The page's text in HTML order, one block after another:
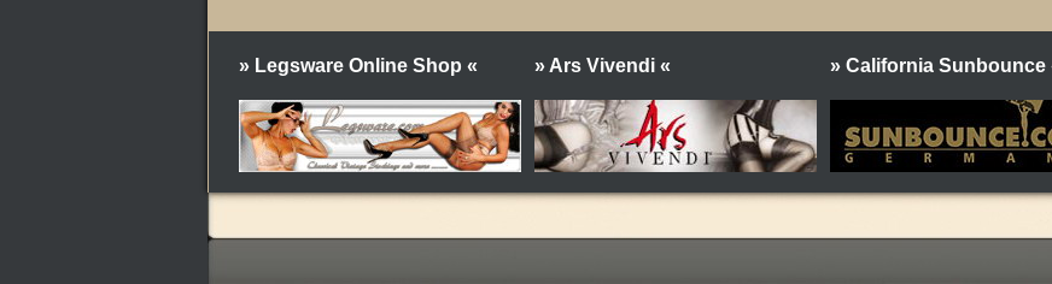
» Legsware Online Shop « » Ars Vivendi « » California Sunbounce